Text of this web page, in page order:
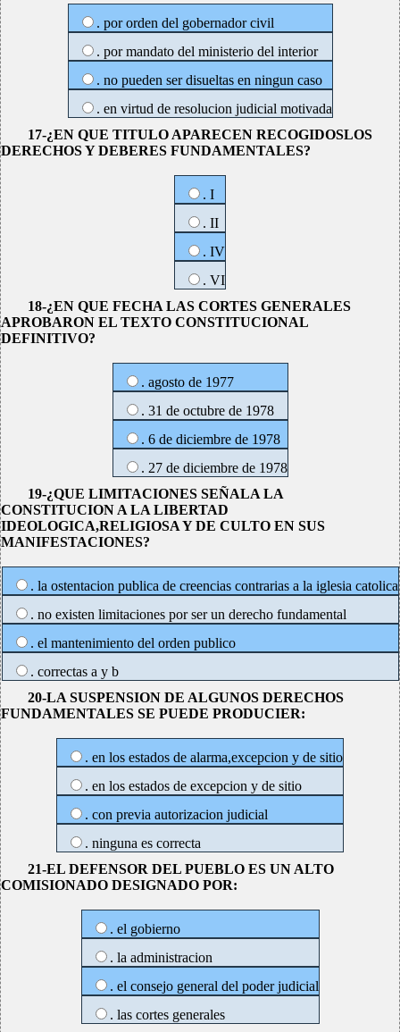
. por orden del gobernador civil
. por mandato del ministerio del interior
. no pueden ser disueltas en ningun caso
. en virtud de resolucion judicial motivada
17-¿EN QUE TITULO APARECEN RECOGIDOSLOS
DERECHOS Y DEBERES FUNDAMENTALES?
. I
. II
. IV
. VI
18-¿EN QUE FECHA LAS CORTES GENERALES
APROBARON EL TEXTO CONSTITUCIONAL
DEFINITIVO?
. agosto de 1977
. 31 de octubre de 1978
. 6 de diciembre de 1978
. 27 de diciembre de 1978
19-¿QUE LIMITACIONES SEÑALA LA
CONSTITUCION A LA LIBERTAD
IDEOLOGICA,RELIGIOSA Y DE CULTO EN SUS
MANIFESTACIONES?
. la ostentacion publica de creencias contrarias a la iglesia catolica
. no existen limitaciones por ser un derecho fundamental
. el mantenimiento del orden publico
. correctas a y b
20-LA SUSPENSION DE ALGUNOS DERECHOS
FUNDAMENTALES SE PUEDE PRODUCIER:
. en los estados de alarma,excepcion y de sitio
. en los estados de excepcion y de sitio
. con previa autorizacion judicial
. ninguna es correcta
21-EL DEFENSOR DEL PUEBLO ES UN ALTO
COMISIONADO DESIGNADO POR:
. el gobierno
. la administracion
. el consejo general del poder judicial
. las cortes generales